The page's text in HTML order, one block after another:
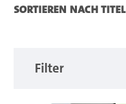
Sortieren nach Titel
Filter